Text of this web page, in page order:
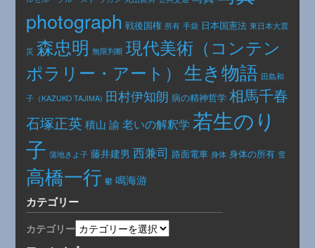
photograph 戦後国権 所有 手袋 日本国憲法 東日本大震
災 森忠明 無限判断 現代美術（コンテン
ポラリー・アート） 生き物語 田島和
子（KAZUKO TAJIMA) 田村伊知朗 病の精神哲学 相馬千春
石塚正英 積山 諭 老いの解釈学 若生のり
子 蒲地きよ子 藤井建男 西兼司 路面電車 身体 身体の所有 雪
高橋一行 鬱 鳴海游
カテゴリー
カテゴリー